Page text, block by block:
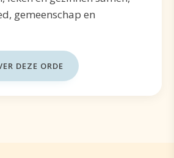
gemeenschap en
DEZE ORDE